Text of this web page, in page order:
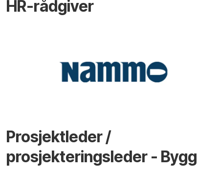
HR-rådgiver
Prosjektleder /
prosjekteringsleder - Bygg